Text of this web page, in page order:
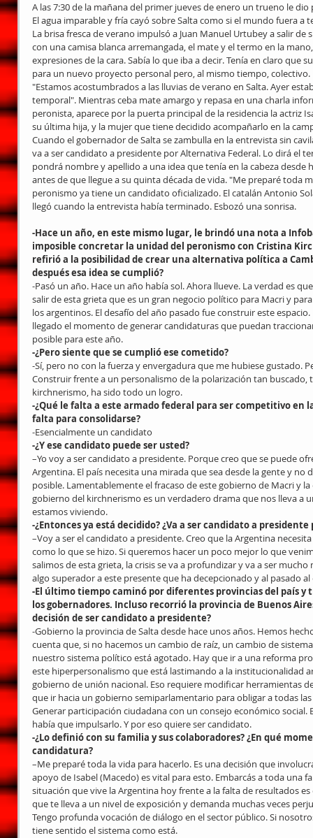
A las 7:30 de la mañana del primer jueves de enero un trueno le
El agua imparable y fría cayó sobre Salta como si el mundo fuera
La brisa fresca de verano impulsó a Juan Manuel Urtubey a salir
con una camisa blanca arremangada, el mate y el termo en la
expresiones de la cara. Sabía lo que iba a decir. Tenía en claro que
para un nuevo proyecto personal pero, al mismo tiempo, colectivo.
"Estamos acostumbrados a las lluvias de verano en Salta. Ayer
temporal". Mientras ceba mate amargo y repasa en una charla
peronista, aparece por la puerta principal de la residencia la actriz
su última hija, y la mujer que tiene decidido acompañarlo en la
Cuando el gobernador de Salta se zambulla en la entrevista sin
va a ser candidato a presidente por Alternativa Federal. Lo dirá el
pondrá nombre y apellido a una idea que tenía en la cabeza desde
antes de que llegue a su quinta década de vida. "Me preparé toda
peronismo ya tiene un candidato oficializado. El catalán Antonio
llegó cuando la entrevista había terminado. Esbozó una sonrisa.
-Hace un año, en este mismo lugar, le brindó una nota a
imposible concretar la unidad del peronismo con Cristina
refirió a la posibilidad de crear una alternativa política a
después esa idea se cumplió?
-Pasó un año. Hace un año había sol. Ahora llueve. La verdad es
salir de esta grieta que es un gran negocio político para Macri y
los argentinos. El desafío del año pasado fue construir este
llegado el momento de generar candidaturas que puedan
posible para este año.
-¿Pero siente que se cumplió ese cometido?
-Sí, pero no con la fuerza y envergadura que me hubiese gustado.
Construir frente a un personalismo de la polarización tan
kirchnerismo, ha sido todo un logro.
-¿Qué le falta a este armado federal para ser competitivo en
falta para consolidarse?
-Esencialmente un candidato
-¿Y ese candidato puede ser usted?
–Yo voy a ser candidato a presidente. Porque creo que se puede
Argentina. El país necesita una mirada que sea desde la gente y
posible. Lamentablemente el fracaso de este gobierno de Macri y
gobierno del kirchnerismo es un verdadero drama que nos lleva a
estamos viviendo.
-¿Entonces ya está decidido? ¿Va a ser candidato a
–Voy a ser el candidato a presidente. Creo que la Argentina
como lo que se hizo. Si queremos hacer un poco mejor lo que
salimos de esta grieta, la crisis se va a profundizar y va a ser
algo superador a este presente que ha decepcionado y al pasado
-El último tiempo caminó por diferentes provincias del país
los gobernadores. Incluso recorrió la provincia de Buenos
decisión de ser candidato a presidente?
-Gobierno la provincia de Salta desde hace unos años. Hemos
cuenta que, si no hacemos un cambio de raíz, un cambio de
nuestro sistema político está agotado. Hay que ir a una reforma
este hiperpersonalismo que está lastimando a la institucionalidad
gobierno de unión nacional. Eso requiere modificar herramientas
que ir hacia un gobierno semiparlamentario para obligar a todas
Generar participación ciudadana con un consejo económico social.
había que impulsarlo. Y por eso quiere ser candidato.
-¿Lo definió con su familia y sus colaboradores? ¿En qué
candidatura?
–Me preparé toda la vida para hacerlo. Es una decisión que
apoyo de Isabel (Macedo) es vital para esto. Embarcás a toda una
situación que vive la Argentina hoy frente a la falta de resultados
que te lleva a un nivel de exposición y demanda muchas veces
Tengo profunda vocación de diálogo en el sector público. Si
tiene sentido el sistema como está.